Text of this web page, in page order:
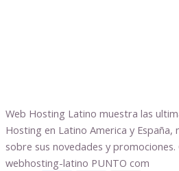
Web Hosting Latino muestra las
Hosting en Latino America y
sobre sus novedades y
webhosting-latino PUNTO com